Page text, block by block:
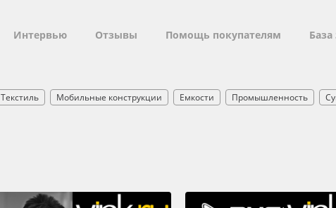
Интервью Отзывы Помощь покупателям
Текстиль Мобильные конструкции Емкости Промышленность